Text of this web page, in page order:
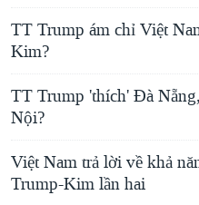
TT Trump ám chỉ Việt
Kim?
TT Trump 'thích' Đà
Nội?
Việt Nam trả lời về khả
Trump-Kim lần hai